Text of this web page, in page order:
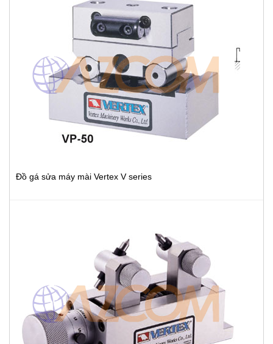
Đồ gá sửa máy mài Vertex V series